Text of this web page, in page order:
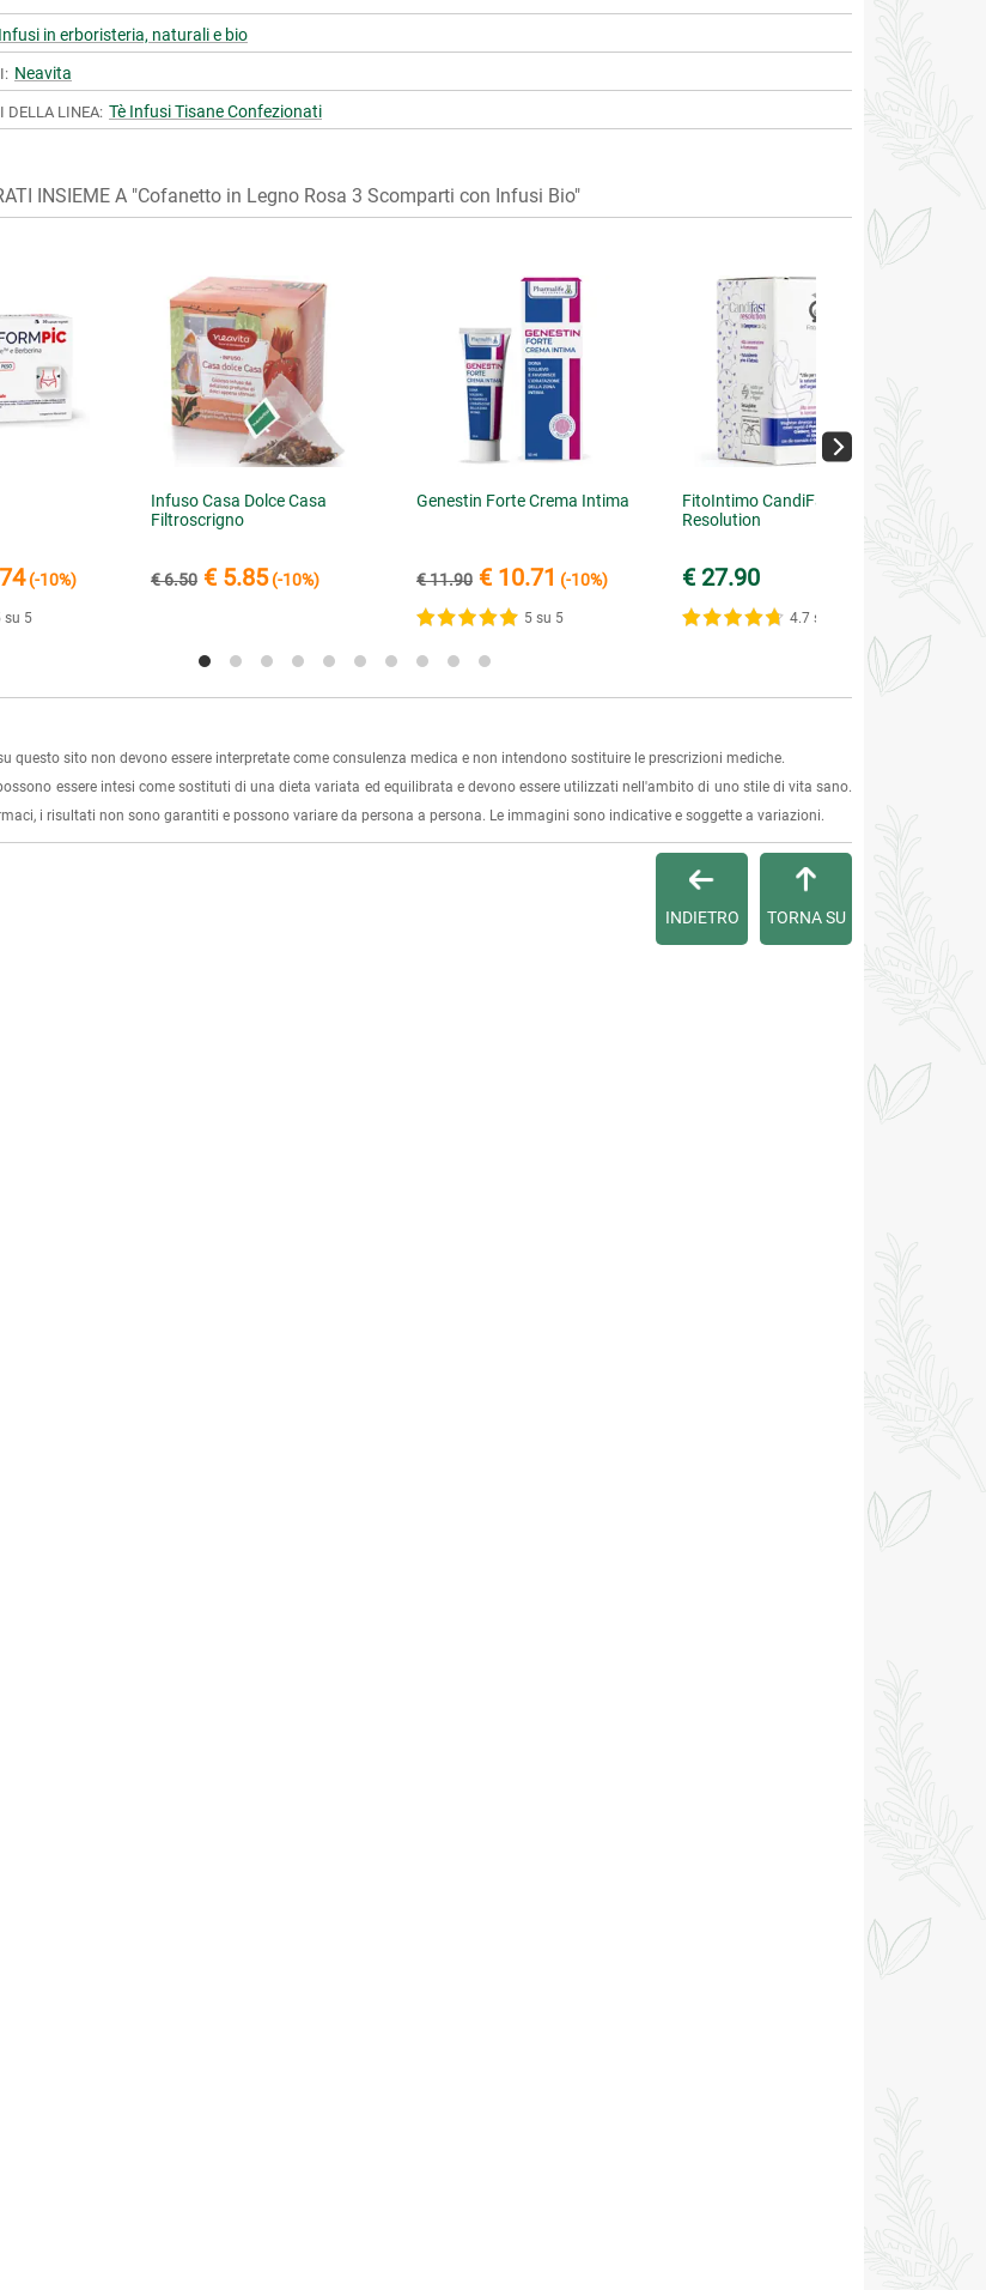
in erboristeria, naturali e bio
Neavita
DELLA LINEA: Tè Infusi Tisane Confezionati
INSIEME A "Cofanetto in Legno Rosa 3 Scomparti con Infusi Bio"
(-10%)
su 5
Infuso Casa Dolce Casa
Filtroscrigno
€ 6.50 € 5.85(-10%)
Genestin Forte Crema Intima
€ 11.90 € 10.71 (-10%)
5 su 5
FitoIntimo CandiFast
Resolution
€ 27.90
4.7 su 5
questo sito non devono essere interpretate come consulenza medica e non intendono sostituire le prescrizioni mediche.
essere intesi come sostituti di una dieta variata ed equilibrata e devono essere utilizzati nell'ambito di uno stile di vita sano.
i risultati non sono garantiti e possono variare da persona a persona. Le immagini sono indicative e soggette a variazioni.
TORNA SU
INDIETRO